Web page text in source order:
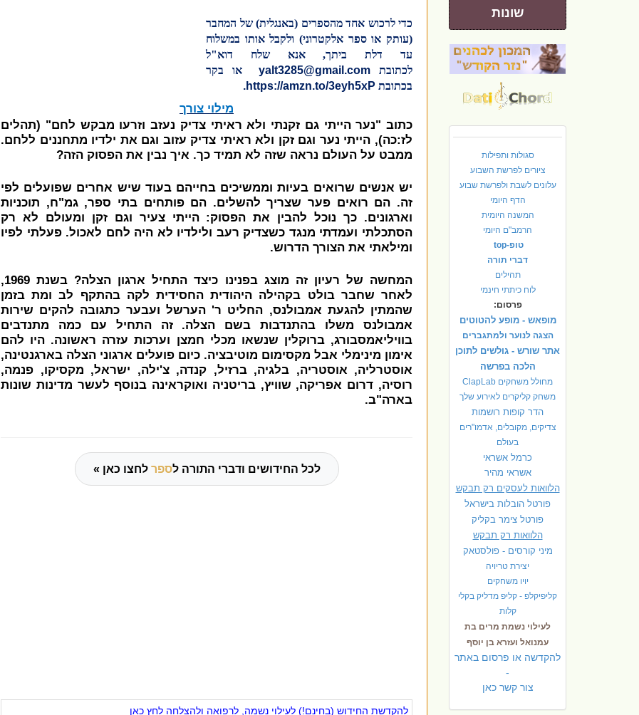
שונות
סגולות ותפילות
ציורים לפרשת השבוע
עלונים לשבת ולפרשת שבוע
הדף היומי
המשנה היומית
הרמב"ם היומי
טופ-top
דברי תורה
תהילים
לוח כיתתי חינמי
פרסום:
מופאש - מופע להטוטים
הצגה לנוער ולמתגברים
אתר שורש - גולשים לתוכן
הלכה בפרשה
מחולל משחקים ClapLab
משחק קליקרים לאירוע שלך
הדר קופות רושמות
צדיקים, מקובלים, אדמו"רים
בעולם
כרמל אשראי
אשראי מהיר
הלוואות לעסקים רק תבקש
פורטל הובלות בישראל
פורטל צימר בקליק
הלוואות רק תבקש
מיני קורסים - פולסטאק
יצירת טריויה
יויו משחקים
קליפיקלפ - קליפ מדליק בקלי
קלות
לעילוי נשמת מרים בת
עמנואל ועזרא בן יוסף
להקדשה או פרסום באתר
-
צור קשר כאן
כדי לרכוש אחד מהספרים (באנגלית) של המחבר
(עותק או ספר אלקטרוני) ולקבל אותו במשלוח
עד דלת ביתך, אנא שלח דוא"ל
לכתובת
yalt3285@gmail.com
או בקר
בכתובת https://amzn.to/3eyh5xP
.
מילוי צורך
כתוב "נער הייתי גם זקנתי ולא ראיתי צדיק נעזב וזרעו מבקש לחם" (תהלים
לז:כה), הייתי נער וגם זקן ולא ראיתי צדיק עזוב וגם את ילדיו מתחננים ללחם.
ממבט על העולם נראה שזה לא תמיד כך. איך נבין את הפסוק הזה?
יש אנשים שרואים בעיות וממשיכים בחייהם בעוד שיש אחרים שפועלים לפי
זה. הם רואים פער שצריך להשלים. הם פותחים בתי ספר, גמ"ח, תוכניות
וארגונים. כך נוכל להבין את הפסוק: הייתי צעיר וגם זקן ומעולם לא רק
הסתכלתי ועמדתי מנגד כשצדיק רעב ולילדיו לא היה לחם לאכול. פעלתי לפיו
ומילאתי את הצורך הדרוש.
המחשה של רעיון זה מוצג בפנינו כיצד התחיל ארגון הצלה? בשנת 1969,
לאחר שחבר בולט בקהילה היהודית החסידית לקה בהתקף לב ומת בזמן
שהמתין להגעת אמבולנס, החליט ר' הערשל ועבער כתגובה להקים שירות
אמבולנס משלו בהתנדבות בשם הצלה. זה התחיל עם כמה מתנדבים
בוויליאמסבורג, ברוקלין שנשאו מכלי חמצן וערכות עזרה ראשונה. היו להם
אימון מינימלי אבל מקסימום מוטיבציה. כיום פועלים ארגוני הצלה בארגנטינה,
אוסטרליה, אוסטריה, בלגיה, ברזיל, קנדה, צ'ילה, ישראל, מקסיקו, פנמה,
רוסיה, דרום אפריקה, שוויץ, בריטניה ואוקראינה בנוסף לעשר מדינות שונות
בארה"ב.
לכל החידושים ודברי התורה לספר לחצו כאן »
להקדשת החידוש (בחינם!) לעילוי נשמה, לרפואה ולהצלחה לחץ כאן